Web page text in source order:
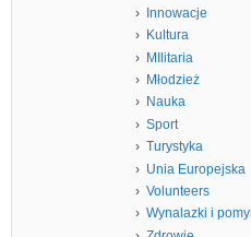
Innowacje
Kultura
MIlitaria
Młodzież
Nauka
Sport
Turystyka
Unia Europejska
Volunteers
Wynalazki i